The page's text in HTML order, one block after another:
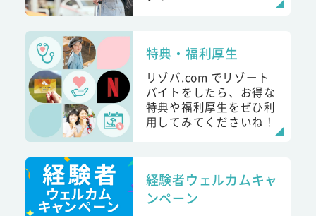
特典・福利厚生
リゾバ.com でリゾート
バイトをしたら、お得な
特典や福利厚生をぜひ利
用してみてくださいね！
経験者ウェルカムキャ
ンペーン